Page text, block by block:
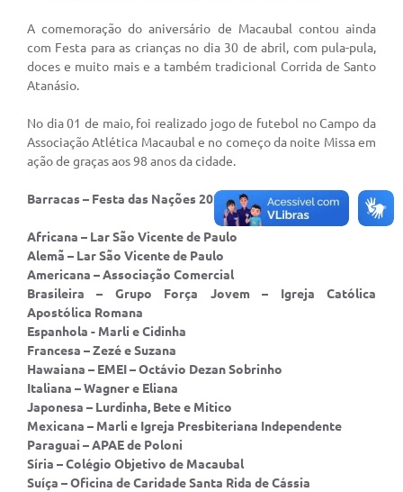
Ministério da Saúde
Ministério da Educação- MEC
Relação de Patrimônio
TRE-SP
Obras
Turismo
Carta de Serviços
Arquivos para Download
Audiências Públicas
Comissões
Sessão Plenária
Galeria de Fotos
A comemoração do aniversário de Macaubal contou ainda
com Festa para as crianças no dia 30 de abril, com pula-pula,
doces e muito mais e a também tradicional Corrida de Santo
Atanásio.
No dia 01 de maio, foi realizado jogo de futebol no Campo da
Associação Atlética Macaubal e no começo da noite Missa em
ação de graças aos 98 anos da cidade.
Barracas – Festa das Nações 2022
Africana – Lar São Vicente de Paulo
Alemã – Lar São Vicente de Paulo
Americana – Associação Comercial
Brasileira – Grupo Força Jovem – Igreja Católica
Apostólica Romana
Espanhola - Marli e Cidinha
Francesa – Zezé e Suzana
Hawaiana – EMEI – Octávio Dezan Sobrinho
Italiana – Wagner e Eliana
Japonesa – Lurdinha, Bete e Mitico
Mexicana – Marli e Igreja Presbiteriana Independente
Paraguai – APAE de Poloni
Síria – Colégio Objetivo de Macaubal
Suíça – Oficina de Caridade Santa Rida de Cássia